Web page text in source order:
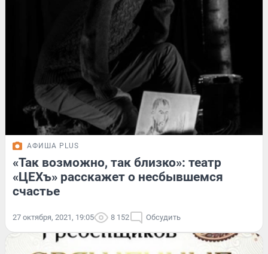
АФИША PLUS
«Так возможно, так близко»: театр
«ЦЕХъ» расскажет о несбывшемся
счастье
27 октября, 2021, 19:05 8 152 Обсудить